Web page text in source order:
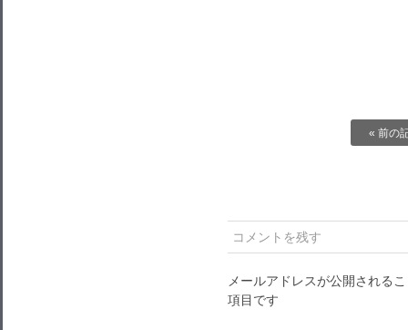
« 前の
コメントを残す
メールアドレスが公開される
項目です